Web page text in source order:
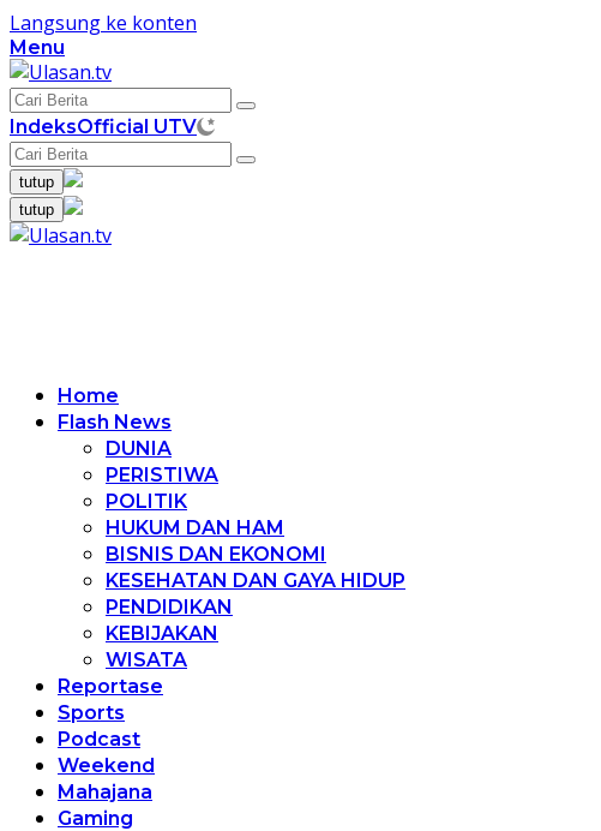
Langsung ke konten
Menu
IndeksOfficial UTV
tutup
tutup
Home
Flash News
DUNIA
PERISTIWA
POLITIK
HUKUM DAN HAM
BISNIS DAN EKONOMI
KESEHATAN DAN GAYA HIDUP
PENDIDIKAN
KEBIJAKAN
WISATA
Reportase
Sports
Podcast
Weekend
Mahajana
Gaming